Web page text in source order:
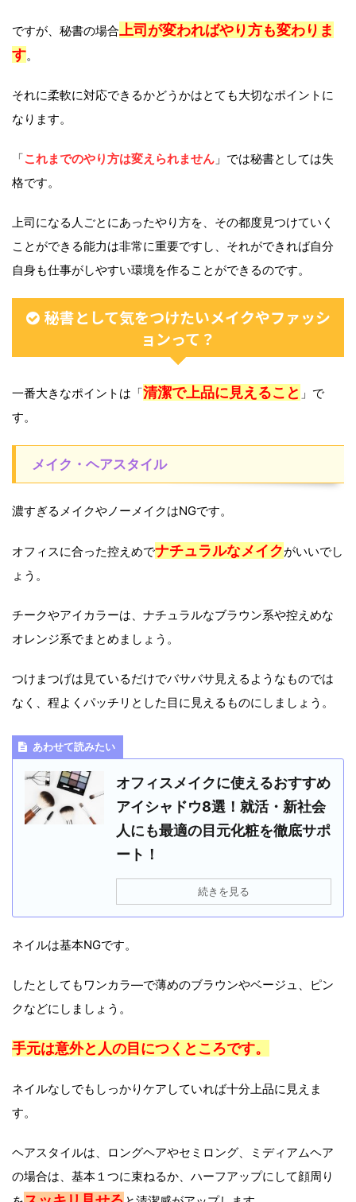
ですが、秘書の場合 上司が変わればやり方も変わりま
す。
それに柔軟に対応できるかどうかはとても大切なポイントに
なります。
「これまでのやり方は変えられません 」では秘書としては失
格です。
上司になる人ごとにあったやり方を、その都度見つけていく
ことができる能力は非常に重要ですし、それができれば自分
自身も仕事がしやすい環境を作ることができるのです。
秘書として気をつけたいメイクやファッシ
ョンって？
一番大きなポイントは「清潔で上品に見えること 」で
す。
メイク・ヘアスタイル
濃すぎるメイクやノーメイクはNGです。
オフィスに合った控えめでナチュラルなメイクがいいでし
ょう。
チークやアイカラーは、ナチュラルなブラウン系や控えめな
オレンジ系でまとめましょう。
つけまつげは見ているだけでバサバサ見えるようなものでは
なく、程よくパッチリとした目に見えるものにしましょう。
あわせて読みたい
オフィスメイクに使えるおすすめ
アイシャドウ8選！就活・新社会
人にも最適の目元化粧を徹底サポ
ート！
続きを見る
ネイルは基本NGです。
したとしてもワンカラ―で薄めのブラウンやベージュ、ピン
クなどにしましょう。
手元は意外と人の目につくところです。
ネイルなしでもしっかりケアしていれば十分上品に見えま
す。
ヘアスタイルは、ロングヘアやセミロング、ミディアムヘア
の場合は、基本１つに束ねるか、ハーフアップにして顔周り